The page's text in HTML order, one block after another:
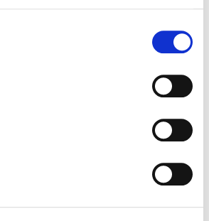
/ sektorowy)
/ sektorowy)